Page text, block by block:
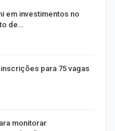
em investimentos no
de…
para 75 vagas
monitorar